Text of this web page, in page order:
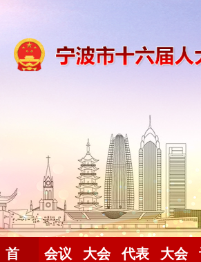
首 会议 大会 代表 大会